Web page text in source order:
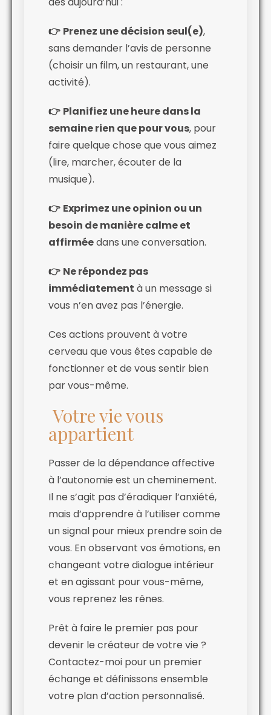
👉 Prenez une décision seul(e),
sans demander l’avis de personne
(choisir un film, un restaurant, une
activité).
👉 Planifiez une heure dans la
semaine rien que pour vous, pour
faire quelque chose que vous aimez
(lire, marcher, écouter de la
musique).
👉 Exprimez une opinion ou un
besoin de manière calme et
affirméedans une conversation.
👉 Ne répondez pas
immédiatement à un message si
vous n’en avez pas l’énergie.
Ces actions prouvent à votre
cerveau que vous êtes capable de
fonctionner et de vous sentir bien
par vous-même.
Votre vie vous
appartient
Passer de la dépendance affective
à l’autonomie est un cheminement.
Il ne s’agit pas d’éradiquer l’anxiété,
mais d’apprendre à l’utiliser comme
un signal pour mieux prendre soin de
vous. En observant vos émotions, en
changeant votre dialogue intérieur
et en agissant pour vous-même,
vous reprenez les rênes.
Prêt à faire le premier pas pour
devenir le créateur de votre vie ?
Contactez-moi pour un premier
échange et définissons ensemble
votre plan d’action personnalisé.